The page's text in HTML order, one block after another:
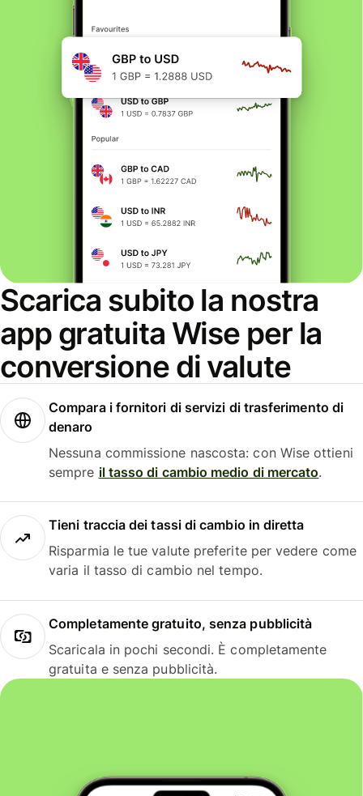
Scarica subito la nostra
app gratuita Wise per la
conversione di valute
Compara i fornitori di servizi di trasferimento di
denaro
Nessuna commissione nascosta: con Wise ottieni
sempre il tasso di cambio medio di mercato.
Tieni traccia dei tassi di cambio in diretta
Risparmia le tue valute preferite per vedere come
varia il tasso di cambio nel tempo.
Completamente gratuito, senza pubblicità
Scaricala in pochi secondi. È completamente
gratuita e senza pubblicità.